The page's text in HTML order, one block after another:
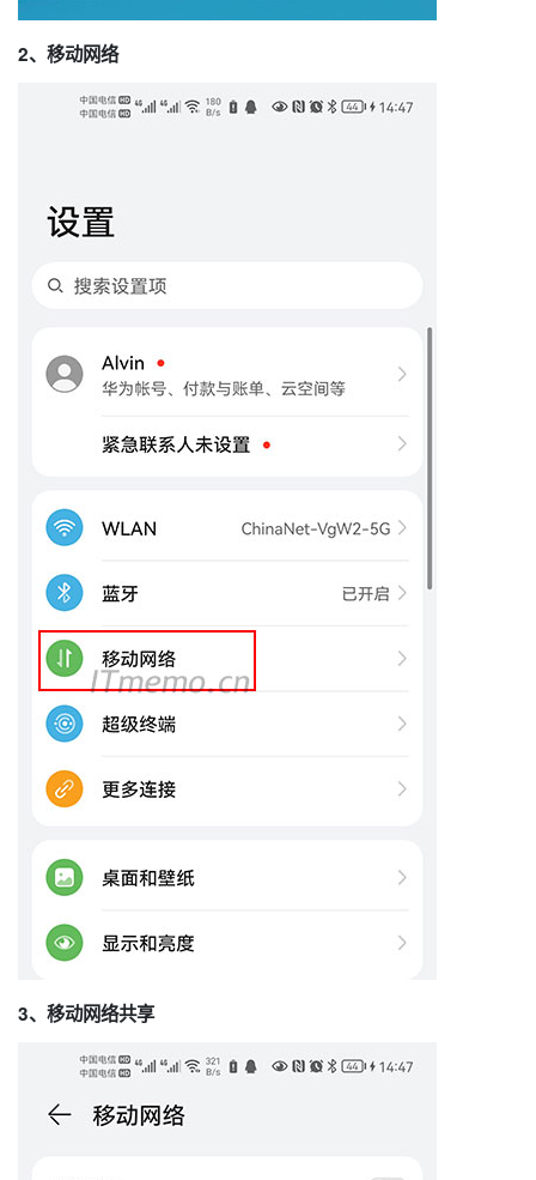
2、移动网络
3、移动网络共享